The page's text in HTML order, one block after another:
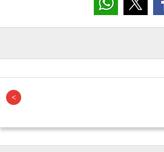
هو شغلنا الشاغل ونتعامل
مصر هو الذي يجعل الأمور رغم
وتعالى
ومستقرة وسط كل هذه الأحداث
على أن ننتبه ونراعي ما
يطلع علينا ويحاسبنا على